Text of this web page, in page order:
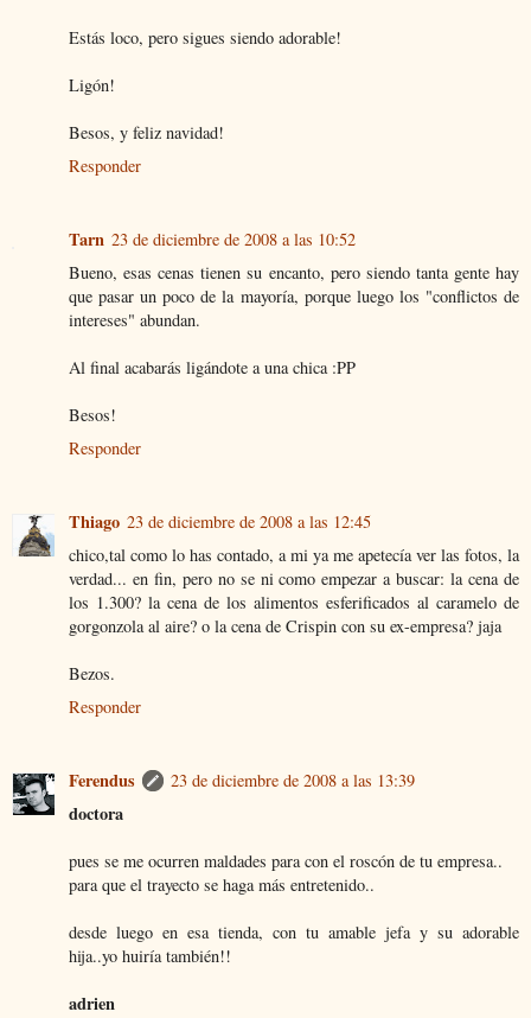
Estás loco, pero sigues siendo adorable!
Ligón!
Besos, y feliz navidad!
Responder
Tarn 23 de diciembre de 2008 a las 10:52
Bueno, esas cenas tienen su encanto, pero siendo tanta gente hay
que pasar un poco de la mayoría, porque luego los "conflictos de
intereses" abundan.
Al final acabarás ligándote a una chica :PP
Besos!
Responder
Thiago 23 de diciembre de 2008 a las 12:45
chico,tal como lo has contado, a mi ya me apetecía ver las fotos, la
verdad... en fin, pero no se ni como empezar a buscar: la cena de
los 1.300? la cena de los alimentos esferificados al caramelo de
gorgonzola al aire? o la cena de Crispin con su ex-empresa? jaja
Bezos.
Responder
Ferendus 23 de diciembre de 2008 a las 13:39
doctora
pues se me ocurren maldades para con el roscón de tu empresa..
para que el trayecto se haga más entretenido..
desde luego en esa tienda, con tu amable jefa y su adorable
hija..yo huiría también!!
adrien